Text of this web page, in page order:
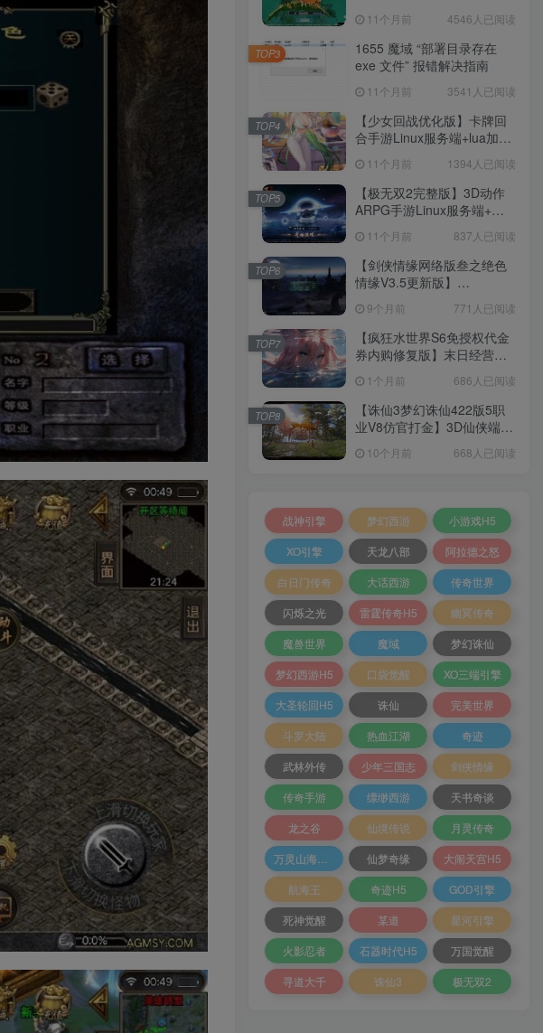
+源码+架设教程
11个月前 4546人已阅读
1655 魔域 “部署目录存在
exe 文件” 报错解决指南
11个月前 3541人已阅读
TOP3
【少女回战优化版】卡牌回
合手游Linux服务端+lua加解
权后台+安卓+架设教程
11个月前 1394人已阅读
TOP4
【极无双2完整版】3D动作
ARPG手游Linux服务端+全
+加解密工具+GM授权后台
+安卓+架设教程
11个月前 837人已阅读
TOP5
【剑侠情缘网络版叁之绝色
情缘V3.5更新版】
端+GM指令+PC客户端+架设
教程
9个月前 771人已阅读
TOP6
【疯狂水世界S6免授权代金
券内购修复版】末日经营生
工具+管理后台+CDK授权后
台+安卓+架设教程
1个月前 686人已阅读
TOP7
【诛仙3梦幻诛仙422版5职
业V8仿官打金】3D仙侠端游
工具+PC客户端+架设教程
10个月前 668人已阅读
TOP8
战神引擎 梦幻西游
小游戏H5
XO引擎
天龙八部
阿拉德之怒
白日门传奇
大话西游
传奇世界
闪烁之光
雷霆传奇H5
幽冥传奇
魔兽世界
魔域
梦幻诛仙
梦幻西游H5
口袋觉醒
XO三端引擎
大圣轮回H5
诛仙
完美世界
斗罗大陆
热血江湖
奇迹
武林外传
少年三国志
剑侠情缘
传奇手游
缥缈西游
天书奇谈
龙之谷
仙境传说
月灵传奇
仙梦奇缘
大闹天宫H5
航海王
奇迹H5
GOD引擎
死神觉醒
某道
星河引擎
火影忍者
石器时代H5
万国觉醒
寻道大千
诛仙3 极无双2